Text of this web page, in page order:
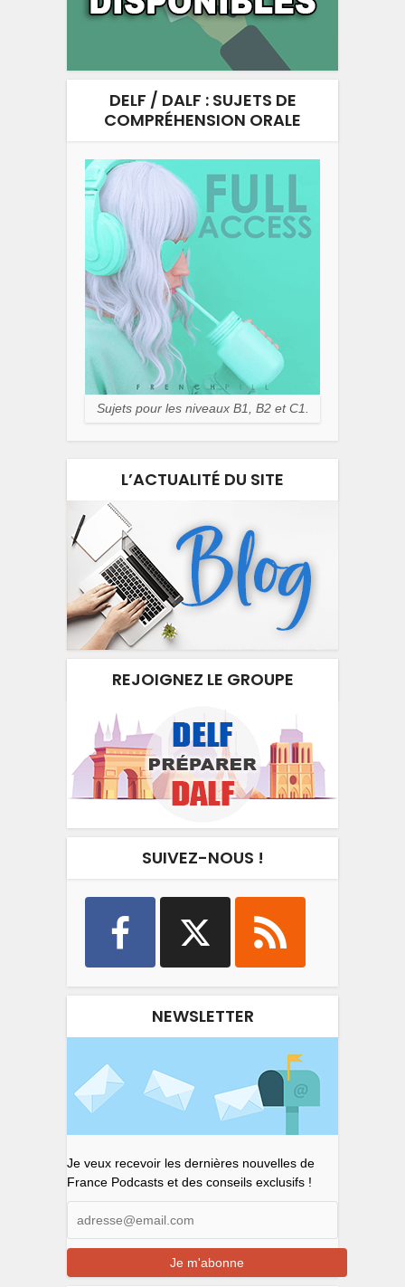
DELF / DALF : SUJETS DE
COMPRÉHENSION ORALE
Sujets pour les niveaux B1, B2 et C1.
L’ACTUALITÉ DU SITE
REJOIGNEZ LE GROUPE
SUIVEZ-NOUS !
NEWSLETTER
Je veux recevoir les dernières nouvelles de
France Podcasts et des conseils exclusifs !